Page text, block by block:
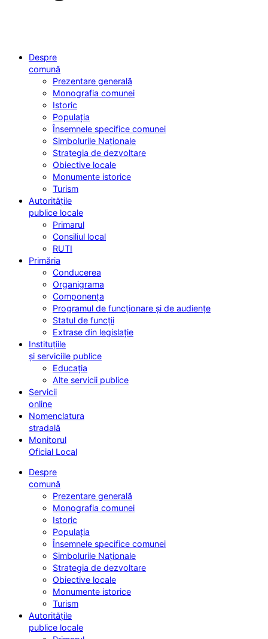
Despre
comună
Prezentare generală
Monografia comunei
Istoric
Populația
Însemnele specifice comunei
Simbolurile Naționale
Strategia de dezvoltare
Obiective locale
Monumente istorice
Turism
Autoritățile
publice locale
Primarul
Consiliul local
RUTI
Primăria
Conducerea
Organigrama
Componența
Programul de funcționare și de audiențe
Statul de funcții
Extrase din legislație
Instituțiile
și serviciile publice
Educația
Alte servicii publice
Servicii
online
Nomenclatura
stradală
Monitorul
Oficial Local
Despre
comună
Prezentare generală
Monografia comunei
Istoric
Populația
Însemnele specifice comunei
Simbolurile Naționale
Strategia de dezvoltare
Obiective locale
Monumente istorice
Turism
Autoritățile
publice locale